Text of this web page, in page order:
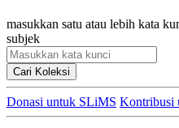
masukkan satu atau lebih kata
subjek
Cari Koleksi
Donasi untuk SLiMS Kontribusi